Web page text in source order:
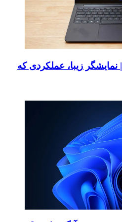
بررسی لپ‌تاپ Dell 16S | نمایشگر زیبا، عملکردی که